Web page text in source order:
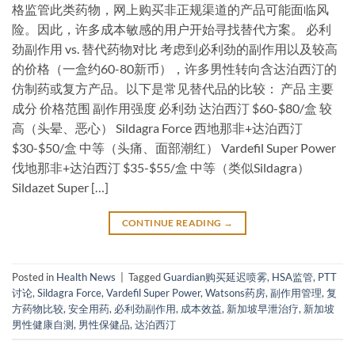
格监管此类药物，网上购买非正规渠道的产品可能面临风
险。因此，许多成本敏感的用户开始寻找替代方案。 必利
劲副作用 vs. 替代药物对比 考虑到必利劲的副作用以及较高
的价格（一盒约60-80新币），许多男性转向含达泊西汀的
仿制药或复方产品。以下是常见替代品的比较： 产品 主要
成分 价格范围 副作用强度 必利劲 达泊西汀 $60-$80/盒 较
高（头晕、恶心） Sildagra Force 西地那非+达泊西汀
$30-$50/盒 中等（头痛、面部潮红） Vardefil Super Power
伐地那非+达泊西汀 $35-$55/盒 中等（类似Sildagra）
Sildazet Super […]
CONTINUE READING →
Posted in Health News TaggedGuardian购买延迟喷雾, HSA监管, PTT
讨论, Sildagra Force, Vardefil Super Power, Watsons药房, 副作用管理, 复
方药物比较, 安全用药, 必利劲副作用, 成本效益, 新加坡早泄治疗, 新加坡
男性健康自测, 男性保健品, 达泊西汀